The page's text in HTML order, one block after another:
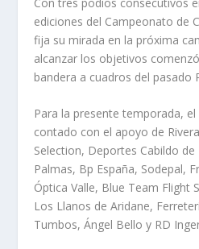
ediciones del Campeonato de
fija su mirada en la próxima
alcanzar los objetivos
bandera a cuadros del pasado
Para la presente temporada,
contado con el apoyo de
Selection, Deportes Cabildo
Palmas, Bp España, Sodepal,
Óptica Valle, Blue Team Flight
Los Llanos de Aridane,
Tumbos, Ángel Bello y RD